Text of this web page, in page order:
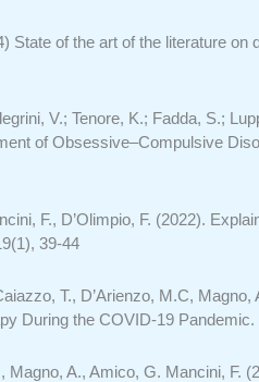
State of the art of the literature
V.; Tenore, K.; Fadda, S.;
of Obsessive–Compulsive
F., D’Olimpio, F. (2022).
(1), 39-44
T., D’Arienzo, M.C,
During the COVID-19
Magno, A., Amico, G. Mancini, F.